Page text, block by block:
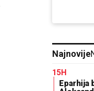
Najnovije
15H
Eparhija